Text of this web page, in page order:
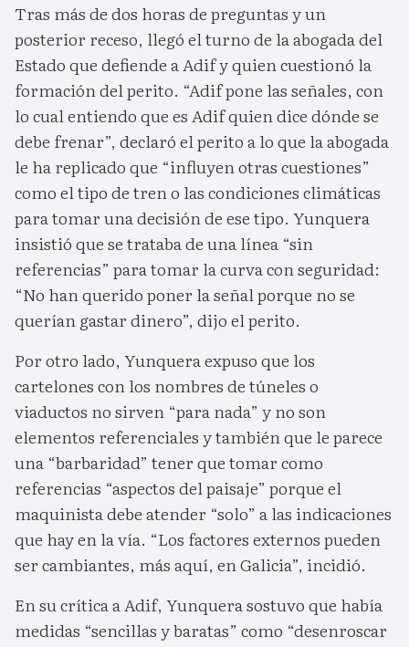
Tras más de dos horas de preguntas y un
posterior receso, llegó el turno de la abogada del
Estado que defiende a Adif y quien cuestionó la
formación del perito. “Adif pone las señales, con
lo cual entiendo que es Adif quien dice dónde se
debe frenar”, declaró el perito a lo que la abogada
le ha replicado que “influyen otras cuestiones”
como el tipo de tren o las condiciones climáticas
para tomar una decisión de ese tipo. Yunquera
insistió que se trataba de una línea “sin
referencias” para tomar la curva con seguridad:
“No han querido poner la señal porque no se
querían gastar dinero”, dijo el perito.
Por otro lado, Yunquera expuso que los
cartelones con los nombres de túneles o
viaductos no sirven “para nada” y no son
elementos referenciales y también que le parece
una “barbaridad” tener que tomar como
referencias “aspectos del paisaje” porque el
maquinista debe atender “solo” a las indicaciones
que hay en la vía. “Los factores externos pueden
ser cambiantes, más aquí, en Galicia”, incidió.
En su crítica a Adif, Yunquera sostuvo que había
medidas “sencillas y baratas” como “desenroscar